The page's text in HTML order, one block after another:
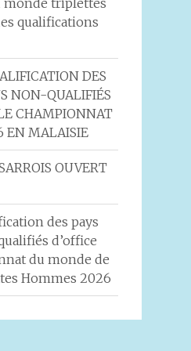
monde triplettes
qualifications
DES
NON-QUALIFIÉS
CHAMPIONNAT
EN MALAISIE
OUVERT
des pays
d’office
du monde de
Hommes 2026